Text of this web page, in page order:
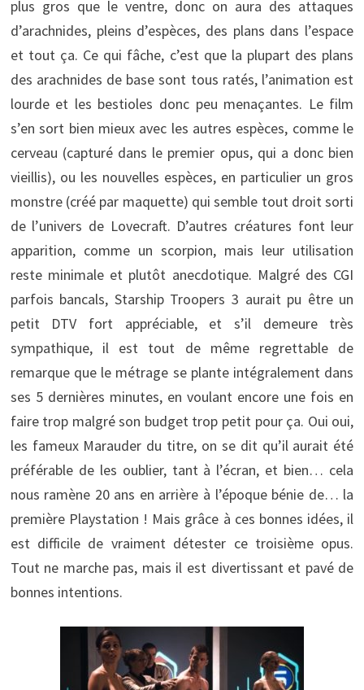
plus gros que le ventre, donc on aura des attaques
d’arachnides, pleins d’espèces, des plans dans l’espace
et tout ça. Ce qui fâche, c’est que la plupart des plans
des arachnides de base sont tous ratés, l’animation est
lourde et les bestioles donc peu menaçantes. Le film
s’en sort bien mieux avec les autres espèces, comme le
cerveau (capturé dans le premier opus, qui a donc bien
vieillis), ou les nouvelles espèces, en particulier un gros
monstre (créé par maquette) qui semble tout droit sorti
de l’univers de Lovecraft. D’autres créatures font leur
apparition, comme un scorpion, mais leur utilisation
reste minimale et plutôt anecdotique. Malgré des CGI
parfois bancals, Starship Troopers 3 aurait pu être un
petit DTV fort appréciable, et s’il demeure très
sympathique, il est tout de même regrettable de
remarque que le métrage se plante intégralement dans
ses 5 dernières minutes, en voulant encore une fois en
faire trop malgré son budget trop petit pour ça. Oui oui,
les fameux Marauder du titre, on se dit qu’il aurait été
préférable de les oublier, tant à l’écran, et bien… cela
nous ramène 20 ans en arrière à l’époque bénie de… la
première Playstation ! Mais grâce à ces bonnes idées, il
est difficile de vraiment détester ce troisième opus.
Tout ne marche pas, mais il est divertissant et pavé de
bonnes intentions.